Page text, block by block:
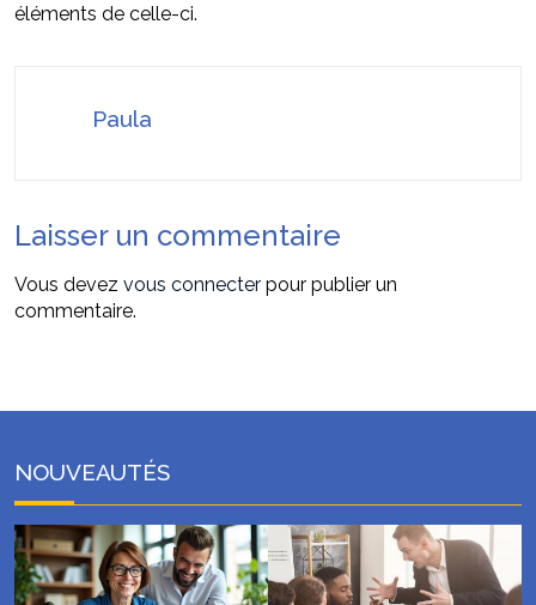
éléments de celle-ci.
Paula
Laisser un commentaire
Vous devez vous connecter pour publier un
commentaire.
NOUVEAUTÉS